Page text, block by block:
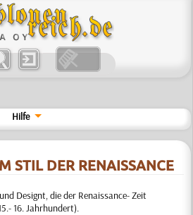
Hilfe
STIL DER RENAISSANCE
Designt, die der Renaissance- Zeit
16. Jahrhundert).